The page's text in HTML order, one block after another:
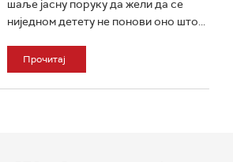
шаље јасну поруку да жели да се
ниједном детету не понови оно што...
Прочитај